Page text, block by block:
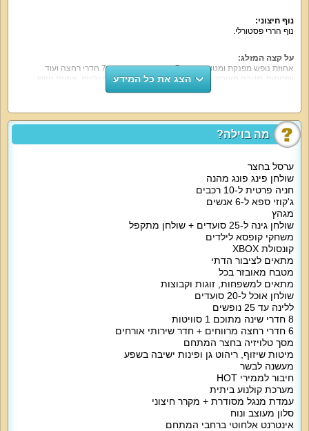
מה בוילה?
ערסל בחצר
שולחן פינג פונג מהנה
חניה פרטית ל-10 רכבים
ג'קוזי ספא ל-6 אנשים
מגהץ
שולחן גינה ל-25 סועדים + שולחן מתקפל
משחקי קופסא לילדים
קונסולת XBOX
מתאים לציבור הדתי
מטבח מאובזר בכל
מתאים למשפחות, זוגות וקבוצות
שולחן אוכל ל-20 סועדים
ללינה עד 25 נופשים
8 חדרי שינה מתוכם 1 סוויטות
6 חדרי רחצה מרווחים + חדר שירותי אורחים
מסך טלויזיה בחצר המתחם
מיטות שיזוף, ריהוט גן ופינות ישיבה בשפע
מעשנה לבשר
חיבור לממירי HOT
מערכת קולנוע ביתית
עמדת מנגל מסודרת + מקרר חיצוני
סלון מעוצב ונוח
אינטרנט אלחוטי ברחבי המתחם
נוף חיצוני:
נוף הררי פסטורלי.
על קצה המזלג:
אחוזת נופש מפנקת ומטופחת עם 7 חדרי שינה, סוויטה, 7 חדרי רחצה ועוד
שירותים, מטבח מאובזר, סלון מרווח וחצר נופש עם בריכה וג'קוזי. אחוזת נופש
שמתאימה למשפחות עם ילדים, זוגות, קבוצות חברים ואירוח.
מה הוילה כוללת:
הלינה היא בחדרי שינה זוגיים עם מיטה זוגית מפנקת, מזרן נוח, מצעים וכלי מיטה,
שידות, ארון אחסון, מיזוג אוויר, מסך שטוח עם חבילת ערוצים.
2 חדרי שינה עם מיטה זוגית, 2 מזרני יחיד, לול, חדר רחצה.
3 חדרי שינה עם מיטה זוגית ולול.
חדר שינה עם מיטה זוגית, מזרן יחיד, לול, חדר רחצה.
חדר שינה עם מיטה זוגית, לול, חדר רחצה.
סוויטה עם מיטה זוגית, 4 מיטות יחיד, לול, מרפסת, חדר רחצה.
לרשותכם מטבח מאובזר ומעוצב עם מקרר גדול, מקרר נוסף, מקרר יינות, כיריים,
סירים, פינת אוכל משפחתית ל-20 סועדים.
סלון.
אטרקציות מיוחדות בוילה:
ג'קוזי ספא מפנק ל-6 איש, עמדת ברביקיו, פינות ישיבה ושיזוף, שולחן פינג פונג,
איש.
הצג את כל המידע